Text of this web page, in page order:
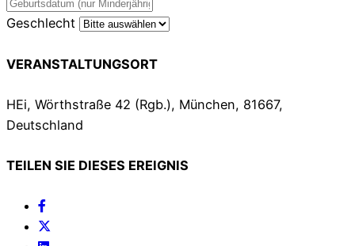
Geschlecht
VERANSTALTUNGSORT
HEi, Wörthstraße 42 (Rgb.), München, 81667,
Deutschland
TEILEN SIE DIESES EREIGNIS